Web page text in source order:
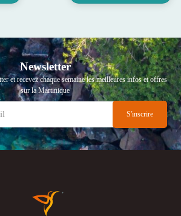
Newsletter
et recevez chaque semaine les meilleures infos et offres
sur la Martinique